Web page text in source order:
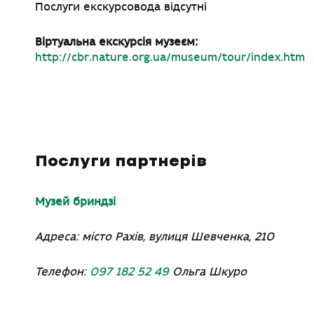
Послуги екскурсовода відсутні
Віртуальна екскурсія музеєм:
http://cbr.nature.org.ua/museum/tour/index.htm
Послуги партнерів
Музей бриндзі
Адреса: місто Рахів, вулиця Шевченка, 210
Телефон: 097 182 52 49Ольга Шкуро